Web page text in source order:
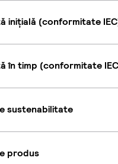
inițială (conformitate
în timp (conformitate
sustenabilitate
produs